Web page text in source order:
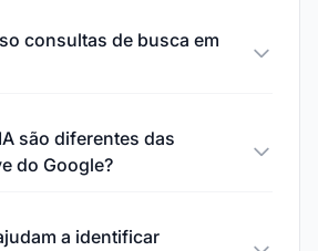
consultas de busca em
são diferentes das
do Google?
a identificar